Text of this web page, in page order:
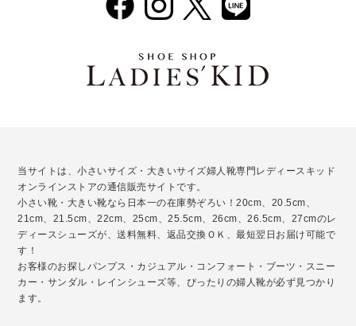
当サイトは、小さいサイズ・大きいサイズ婦人靴専門レディースキッド
オンラインストアの通信販売サイトです。
小さい靴・大きい靴なら日本一の在庫勢ぞろい！20cm、20.5cm、
21cm、21.5cm、22cm、25cm、25.5cm、26cm、26.5cm、27cmのレ
ディースシューズが、送料無料、返品交換ＯＫ、最短翌日お届け可能で
す！
お客様のお探しパンプス・カジュアル・コンフォート・ブーツ・スニー
カー・サンダル・レインシューズ等、ぴったりの婦人靴が必ず見つかり
ます。